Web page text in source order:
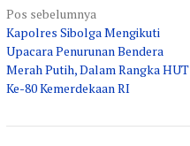
Navigasi
pos
Pos sebelumnya
Kapolres Sibolga Mengikuti
Upacara Penurunan Bendera
Merah Putih, Dalam Rangka HUT
Ke-80 Kemerdekaan RI